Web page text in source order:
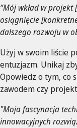
“Mój wkład w
osiągnięcie
dalszego rozwoju w
Użyj w swoim liście
entuzjazm. Unikaj
Opowiedz o tym, co
zawodem czy
"Moja fascynacja
innowacyjnych